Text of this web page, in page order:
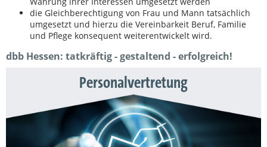
die Gleichberechtigung von Frau und Mann tatsächlich
umgesetzt und hierzu die Vereinbarkeit Beruf, Familie
und Pflege konsequent weiterentwickelt wird.
dbb Hessen: tatkräftig - gestaltend - erfolgreich!
Personalvertretung